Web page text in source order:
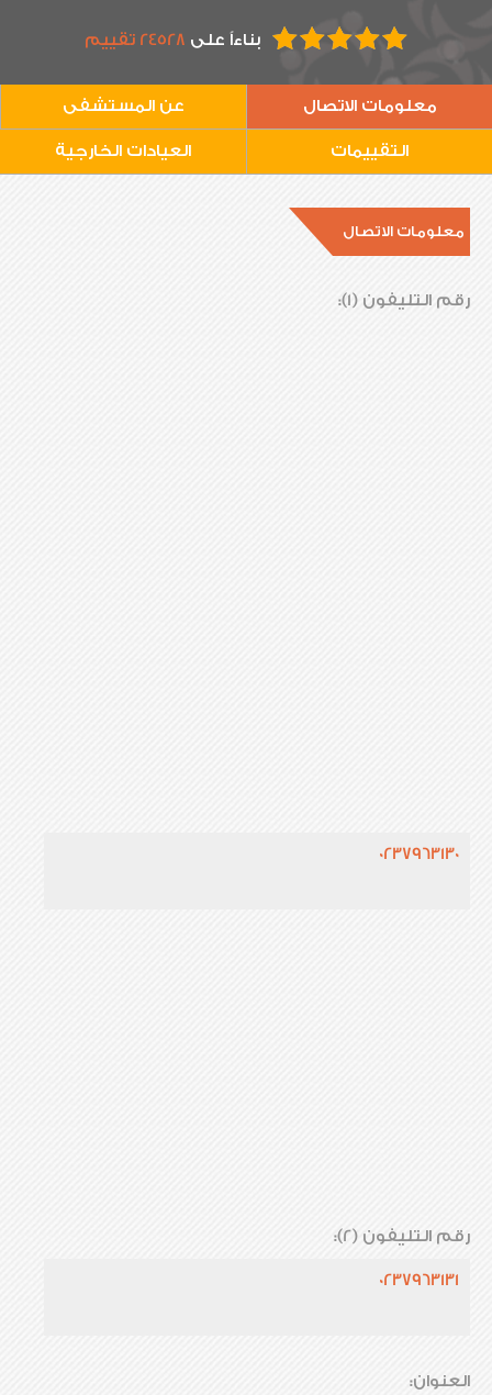
بناءاً على 24528 تقييم
معلومات الاتصال عن المستشفى
التقييمات العيادات الخارجية
معلومات الاتصال
رقم التليفون (1):
0237963130
رقم التليفون (2):
0237963131
العنوان: